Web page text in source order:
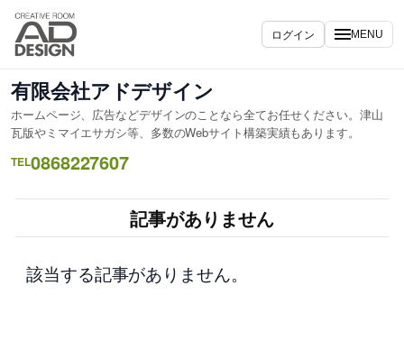
内
を
キ
ッ
プ
ログイン MENU
有限会社アドデザイン
ホームページ、広告などデザインのことなら全てお任せください。津山
瓦版やミマイエサガシ等、多数のWebサイト構築実績もあります。
TEL0868227607
記事がありません
該当する記事がありません。